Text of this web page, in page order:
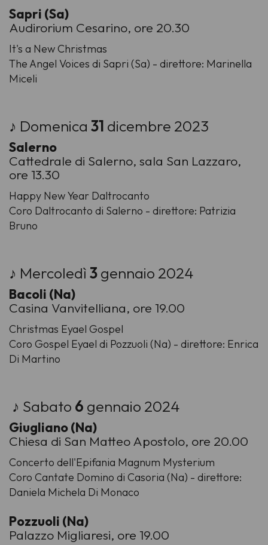
Sapri (Sa)
Audirorium Cesarino, ore 20.30
It's a New Christmas
The Angel Voices di Sapri (Sa) - direttore: Marinella
Miceli
♪ Domenica 31 dicembre 2023
Salerno
Cattedrale di Salerno, sala San Lazzaro,
ore 13.30
Happy New Year Daltrocanto
Coro Daltrocanto di Salerno - direttore: Patrizia
Bruno
♪ Mercoledì3gennaio 2024
Bacoli (Na)
Casina Vanvitelliana, ore 19.00
Christmas Eyael Gospel
Coro Gospel Eyael di Pozzuoli (Na) - direttore: Enrica
Di Martino
♪ Sabato 6 gennaio 2024
Giugliano (Na)
Chiesa di San Matteo Apostolo, ore 20.00
Concerto dell'Epifania Magnum Mysterium
Coro Cantate Domino di Casoria (Na) - direttore:
Daniela Michela Di Monaco
Pozzuoli (Na)
Palazzo Migliaresi, ore 19.00